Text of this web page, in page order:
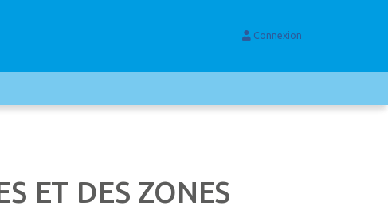
Connexion
ET DES ZONES